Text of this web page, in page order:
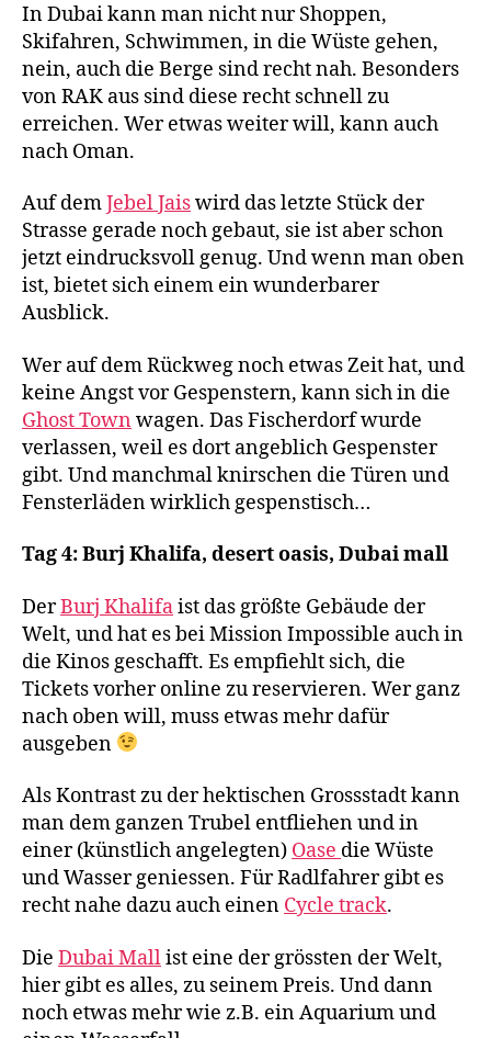
In Dubai kann man nicht nur Shoppen,
Skifahren, Schwimmen, in die Wüste gehen,
nein, auch die Berge sind recht nah. Besonders
von RAK aus sind diese recht schnell zu
erreichen. Wer etwas weiter will, kann auch
nach Oman.
Auf demJebel Jaiswird das letzte Stück der
Strasse gerade noch gebaut, sie ist aber schon
jetzt eindrucksvoll genug. Und wenn man oben
ist, bietet sich einem ein wunderbarer
Ausblick.
Wer auf dem Rückweg noch etwas Zeit hat, und
keine Angst vor Gespenstern, kann sich in die
Ghost Town wagen. Das Fischerdorf wurde
verlassen, weil es dort angeblich Gespenster
gibt. Und manchmal knirschen die Türen und
Fensterläden wirklich gespenstisch…
Tag 4: Burj Khalifa, desert oasis, Dubai mall
DerBurj Khalifaist das größte Gebäude der
Welt, und hat es bei Mission Impossible auch in
die Kinos geschafft. Es empfiehlt sich, die
Tickets vorher online zu reservieren. Wer ganz
nach oben will, muss etwas mehr dafür
ausgeben
Als Kontrast zu der hektischen Grossstadt kann
man dem ganzen Trubel entfliehen und in
einer (künstlich angelegten) Oase die Wüste
und Wasser geniessen. Für Radlfahrer gibt es
recht nahe dazu auch einen Cycle track.
Die Dubai Mallist eine der grössten der Welt,
hier gibt es alles, zu seinem Preis. Und dann
noch etwas mehr wie z.B. ein Aquarium und